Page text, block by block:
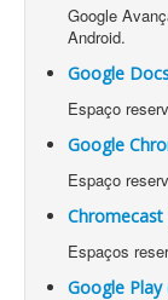
Google
Android.
Google
Espaço
Google
Espaço
Chromecast
Espaços
Google Play